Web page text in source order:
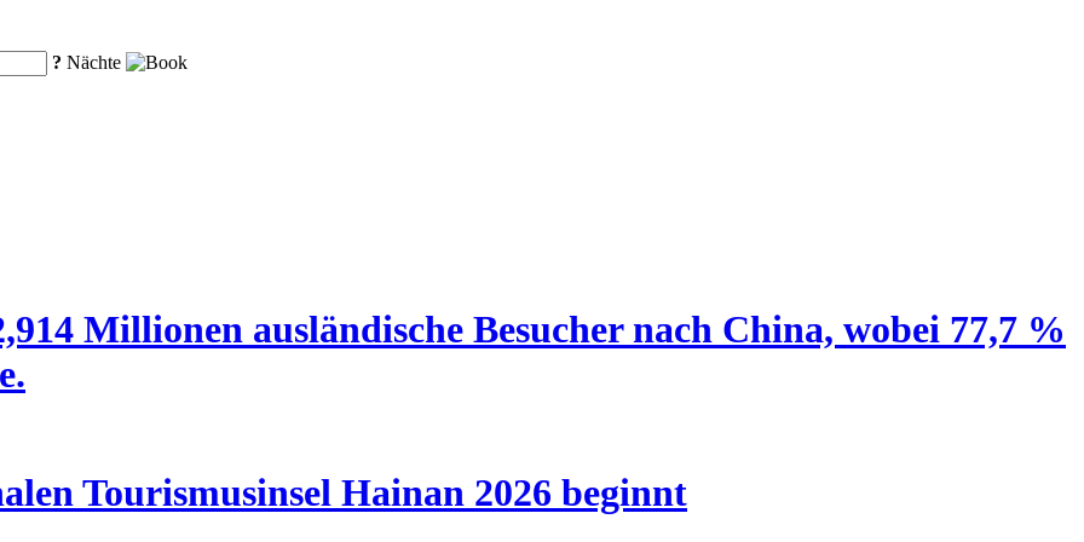
? Nächte
Millionen ausländische Besucher nach China, wobei 77,7 %
Tourismusinsel Hainan 2026 beginnt